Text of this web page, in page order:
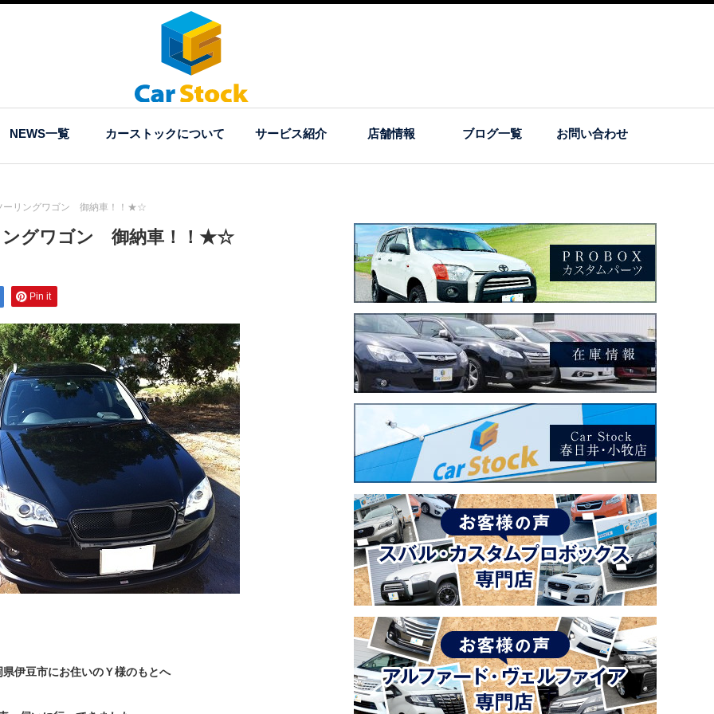
NEWS一覧 カーストックについて サービス紹介 店舗情報 ブログ一覧 お問い合わせ
リングワゴン 御納車！！★☆
グワゴン 御納車！！★☆
Pin it
県伊豆市にお住いのＹ様のもとへ